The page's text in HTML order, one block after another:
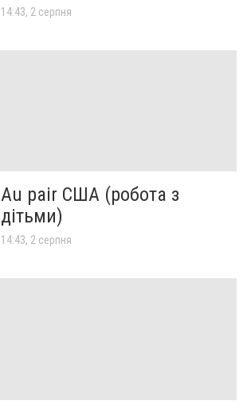
14:43, 2 серпня
Au pair США (робота з
дітьми)
14:43, 2 серпня